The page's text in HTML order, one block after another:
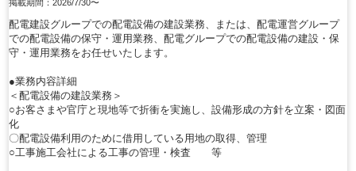
掲載期間：2026/7/30〜
配電建設グループでの配電設備の建設業務、または、配電運営グループ
での配電設備の保守・運用業務、配電グループでの配電設備の建設・保
守・運用業務をお任せいたします。
●業務内容詳細
＜配電設備の建設業務＞
○お客さまや官庁と現地等で折衝を実施し、設備形成の方針を立案・図面
化
〇配電設備利用のために借用している用地の取得、管理
○工事施工会社による工事の管理・検査 等